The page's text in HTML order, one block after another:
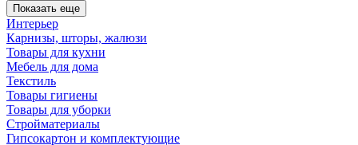
Показать еще
Интерьер
Карнизы, шторы, жалюзи
Товары для кухни
Мебель для дома
Текстиль
Товары гигиены
Товары для уборки
Стройматериалы
Гипсокартон и комплектующие